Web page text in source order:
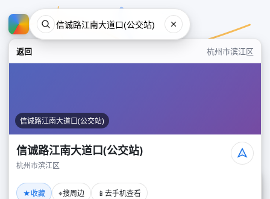
返回 杭州市滨江区
信诚路江南大道口(公交站)
信诚路江南大道口(公交站)
杭州市滨江区
★收藏 ⌖搜周边 📱 去手机查看